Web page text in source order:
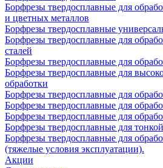
Борфрезы твердосплавные для
и цветных металлов
Борфрезы твердосплавные
Борфрезы твердосплавные для
сталей
Борфрезы твердосплавные для
Борфрезы твердосплавные для
обработки
Борфрезы твердосплавные для
Борфрезы твердосплавные для
Борфрезы твердосплавные для
Борфрезы твердосплавные для
Борфрезы твердосплавные для
(тяжелые условия эксплуатации).
Акции